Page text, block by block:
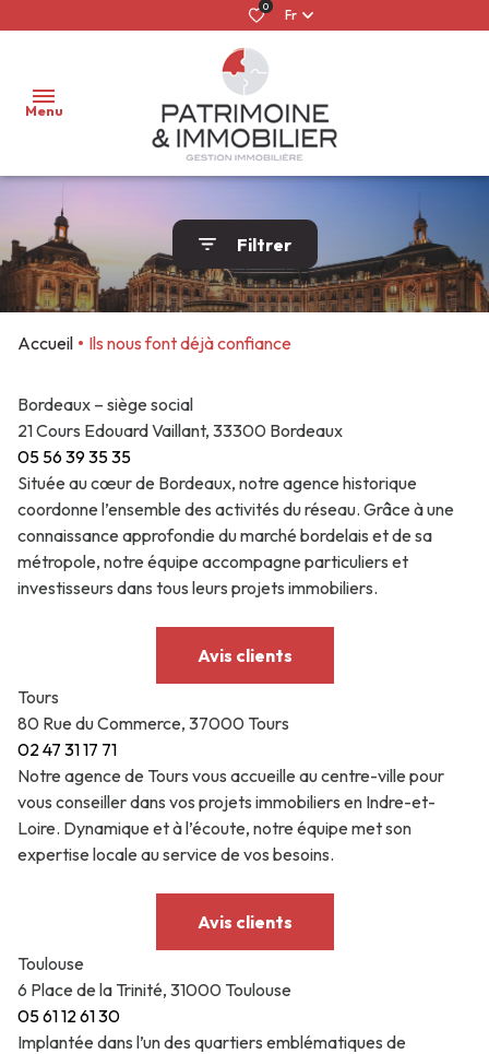
0
Fr
Menu
ACCUEIL
LOUER
NOS
À
LOCATIONS
SAISONNIÈRES
CONSITUTER
VOTRE
DOSSIER
ACHETER
NOS
VENDRE
ESTIMER
GÉRER
MON
BIEN
CONFIER
BIEN
GESTION
LOCATIVE
LES
AGENCES
QUI
NOUS ?
ILS NOUS
FONT DÉJÀ
CONFIANCE
NOS
MÉTIERS
CONTACT
Filtrer
Accueil Ils nous font déjà confiance
Bordeaux – siège social
21 Cours Edouard Vaillant, 33300 Bordeaux
05 56 39 35 35
Située au cœur de Bordeaux, notre agence historique
coordonne l’ensemble des activités du réseau. Grâce à une
connaissance approfondie du marché bordelais et de sa
métropole, notre équipe accompagne particuliers et
investisseurs dans tous leurs projets immobiliers.
Avis clients
Tours
80 Rue du Commerce, 37000 Tours
02 47 31 17 71
Notre agence de Tours vous accueille au centre-ville pour
vous conseiller dans vos projets immobiliers en Indre-et-
Loire. Dynamique et à l’écoute, notre équipe met son
expertise locale au service de vos besoins.
Avis clients
Toulouse
6 Place de la Trinité, 31000 Toulouse
05 61 12 61 30
Implantée dans l’un des quartiers emblématiques de